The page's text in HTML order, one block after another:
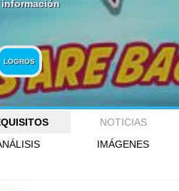
información
LOGROS
NOTICIAS
IMÁGENES